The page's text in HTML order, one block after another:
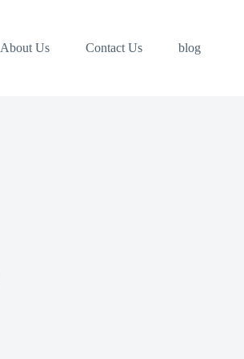
About Us Contact Us blog